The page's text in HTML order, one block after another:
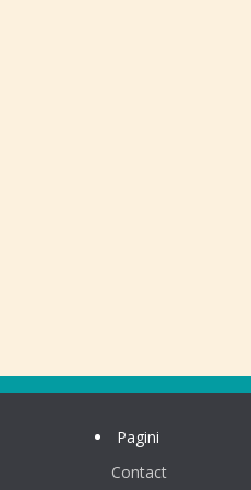
Pagini
Contact